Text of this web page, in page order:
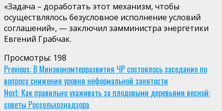
«Задача – доработать этот механизм, чтобы
осуществлялось безусловное исполнение условий
соглашений», — заключил замминистра энергетики
Евгений Грабчак.
Просмотры: 198
Continue
Reading
Previous: В Минэкономтерразвития ЧР состоялось заседание по
вопросу снижения уровня неформальной занятости
Next: Как правильно ухаживать за плодовыми деревьями весной:
советы Россельхознадзора